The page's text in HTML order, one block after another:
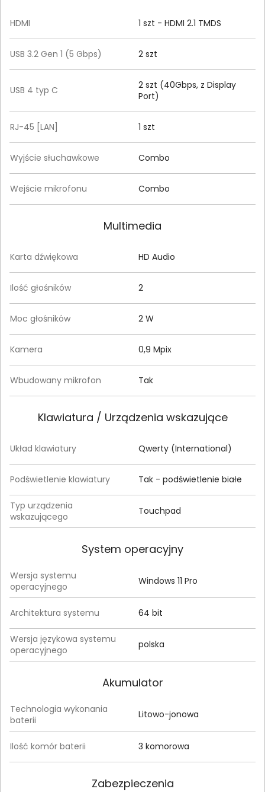
HDMI 1 szt - HDMI 2.1 TMDS
USB 3.2 Gen 1 (5 Gbps) 2 szt
USB 4 typ C
2 szt (40Gbps, z Display
Port)
RJ-45 [LAN] 1 szt
Wyjście słuchawkowe Combo
Wejście mikrofonu Combo
Multimedia
Karta dźwiękowa HD Audio
Ilość głośników 2
Moc głośników 2 W
Kamera 0,9 Mpix
Wbudowany mikrofon Tak
Klawiatura / Urządzenia wskazujące
Układ klawiatury Qwerty (International)
Podświetlenie klawiatury Tak - podświetlenie białe
Typ urządzenia
wskazującego
Touchpad
System operacyjny
Wersja systemu
operacyjnego
Windows 11 Pro
Architektura systemu 64 bit
Wersja językowa systemu
operacyjnego
polska
Akumulator
Technologia wykonania
baterii
Litowo-jonowa
Ilość komór baterii 3 komorowa
Zabezpieczenia